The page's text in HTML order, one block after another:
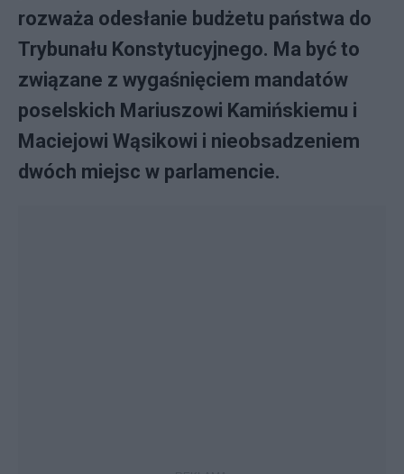
rozważa odesłanie budżetu państwa do
Trybunału Konstytucyjnego. Ma być to
związane z wygaśnięciem mandatów
poselskich Mariuszowi Kamińskiemu i
Maciejowi Wąsikowi i nieobsadzeniem
dwóch miejsc w parlamencie.